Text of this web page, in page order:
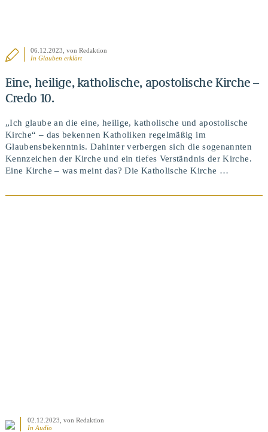
06.12.2023 , von Redaktion
InGlauben erklärt
Eine, heilige, katholische, apostolische Kirche –
Credo 10.
„Ich glaube an die eine, heilige, katholische und apostolische
Kirche“ – das bekennen Katholiken regelmäßig im
Glaubensbekenntnis. Dahinter verbergen sich die sogenannten
Kennzeichen der Kirche und ein tiefes Verständnis der Kirche.
Eine Kirche – was meint das? Die Katholische Kirche …
02.12.2023 , von Redaktion
In Audio